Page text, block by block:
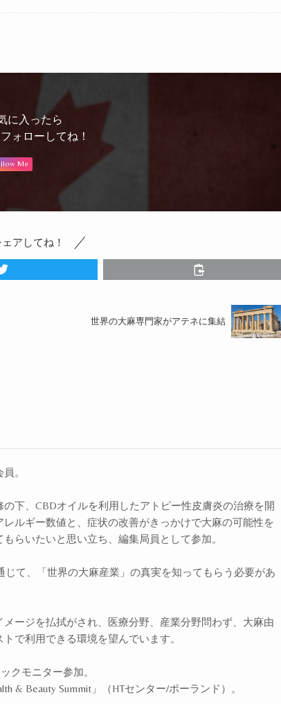
に入ったら
ォローしてね！
Me
アしてね！
世界の大麻専門家がアテネに集結
。
下、CBDオイルを利用したアトピー性皮膚炎の治療を開
ルギー数値と、症状の改善がきっかけで大麻の可能性を
らいたいと思い立ち、編集局員として参加。
通じて、「世界の大麻産業」の真実を知ってもらう必要があ
ージを払拭がされ、医療分野、産業分野問わず、大麻由
で利用できる環境を望んでいます。
クモニター参加。
& Beauty Summit」（HTセンター/ポーランド）。